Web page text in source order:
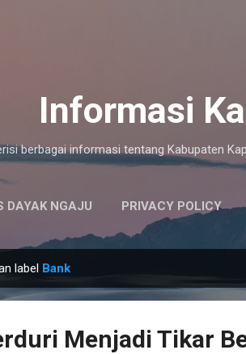
Informasi
berbagai informasi tentang Kabupaten
DAYAK NGAJU PRIVACY POLICY
label Bank
Menjadi Tikar